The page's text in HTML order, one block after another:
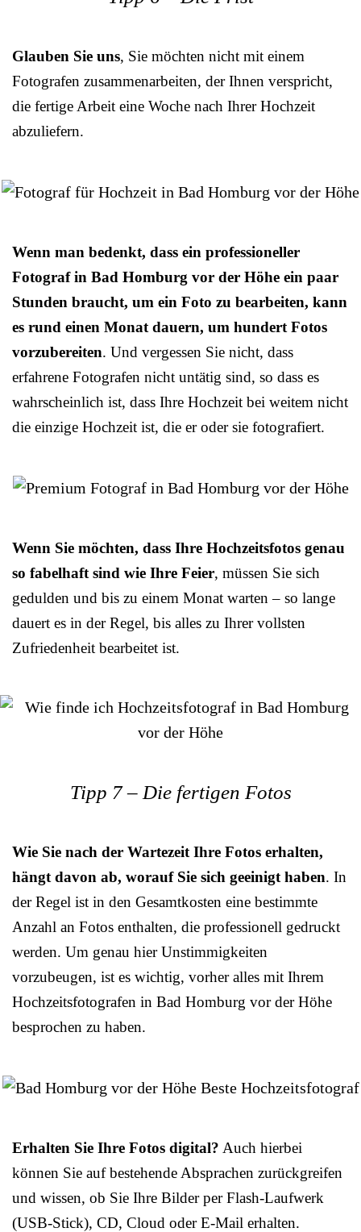
Glauben Sie uns, Sie möchten nicht mit einem
Fotografen zusammenarbeiten, der Ihnen verspricht,
die fertige Arbeit eine Woche nach Ihrer Hochzeit
abzuliefern.
Wenn man bedenkt, dass ein professioneller
Fotograf in Bad Homburg vor der Höhe ein paar
Stunden braucht, um ein Foto zu bearbeiten, kann
es rund einen Monat dauern, um hundert Fotos
vorzubereiten. Und vergessen Sie nicht, dass
erfahrene Fotografen nicht untätig sind, so dass es
wahrscheinlich ist, dass Ihre Hochzeit bei weitem nicht
die einzige Hochzeit ist, die er oder sie fotografiert.
Wenn Sie möchten, dass Ihre Hochzeitsfotos genau
so fabelhaft sind wie Ihre Feier, müssen Sie sich
gedulden und bis zu einem Monat warten – so lange
dauert es in der Regel, bis alles zu Ihrer vollsten
Zufriedenheit bearbeitet ist.
Tipp 7 – Die fertigen Fotos
Wie Sie nach der Wartezeit Ihre Fotos erhalten,
hängt davon ab, worauf Sie sich geeinigt haben. In
der Regel ist in den Gesamtkosten eine bestimmte
Anzahl an Fotos enthalten, die professionell gedruckt
werden. Um genau hier Unstimmigkeiten
vorzubeugen, ist es wichtig, vorher alles mit Ihrem
Hochzeitsfotografen in Bad Homburg vor der Höhe
besprochen zu haben.
Erhalten Sie Ihre Fotos digital? Auch hierbei
können Sie auf bestehende Absprachen zurückgreifen
und wissen, ob Sie Ihre Bilder per Flash-Laufwerk
(USB-Stick), CD, Cloud oder E-Mail erhalten.